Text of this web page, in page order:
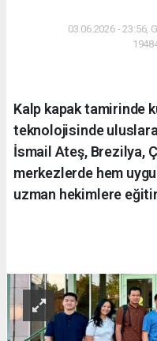
03.06.2026 - 23:56,
Kalp kapak tamirinde
teknolojisinde
İsmail Ateş, Brezilya,
merkezlerde hem
uzman hekimlere